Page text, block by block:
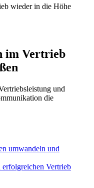
wieder in die Höhe
im Vertrieb
und
die
umwandeln und
Vertrieb